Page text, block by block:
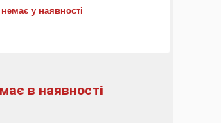
у наявності
в наявності